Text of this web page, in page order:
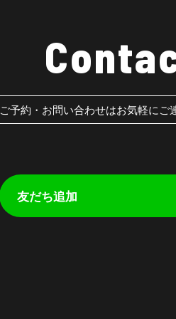
ご予約・お問い合わせはお気軽にご
友だち追加